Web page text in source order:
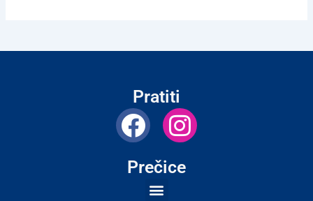
Pratiti
F
a
c
I
n
s
Prečice